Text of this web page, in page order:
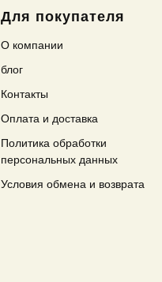
Для покупателя
О компании
блог
Контакты
Оплата и доставка
Политика обработки
персональных данных
Условия обмена и возврата